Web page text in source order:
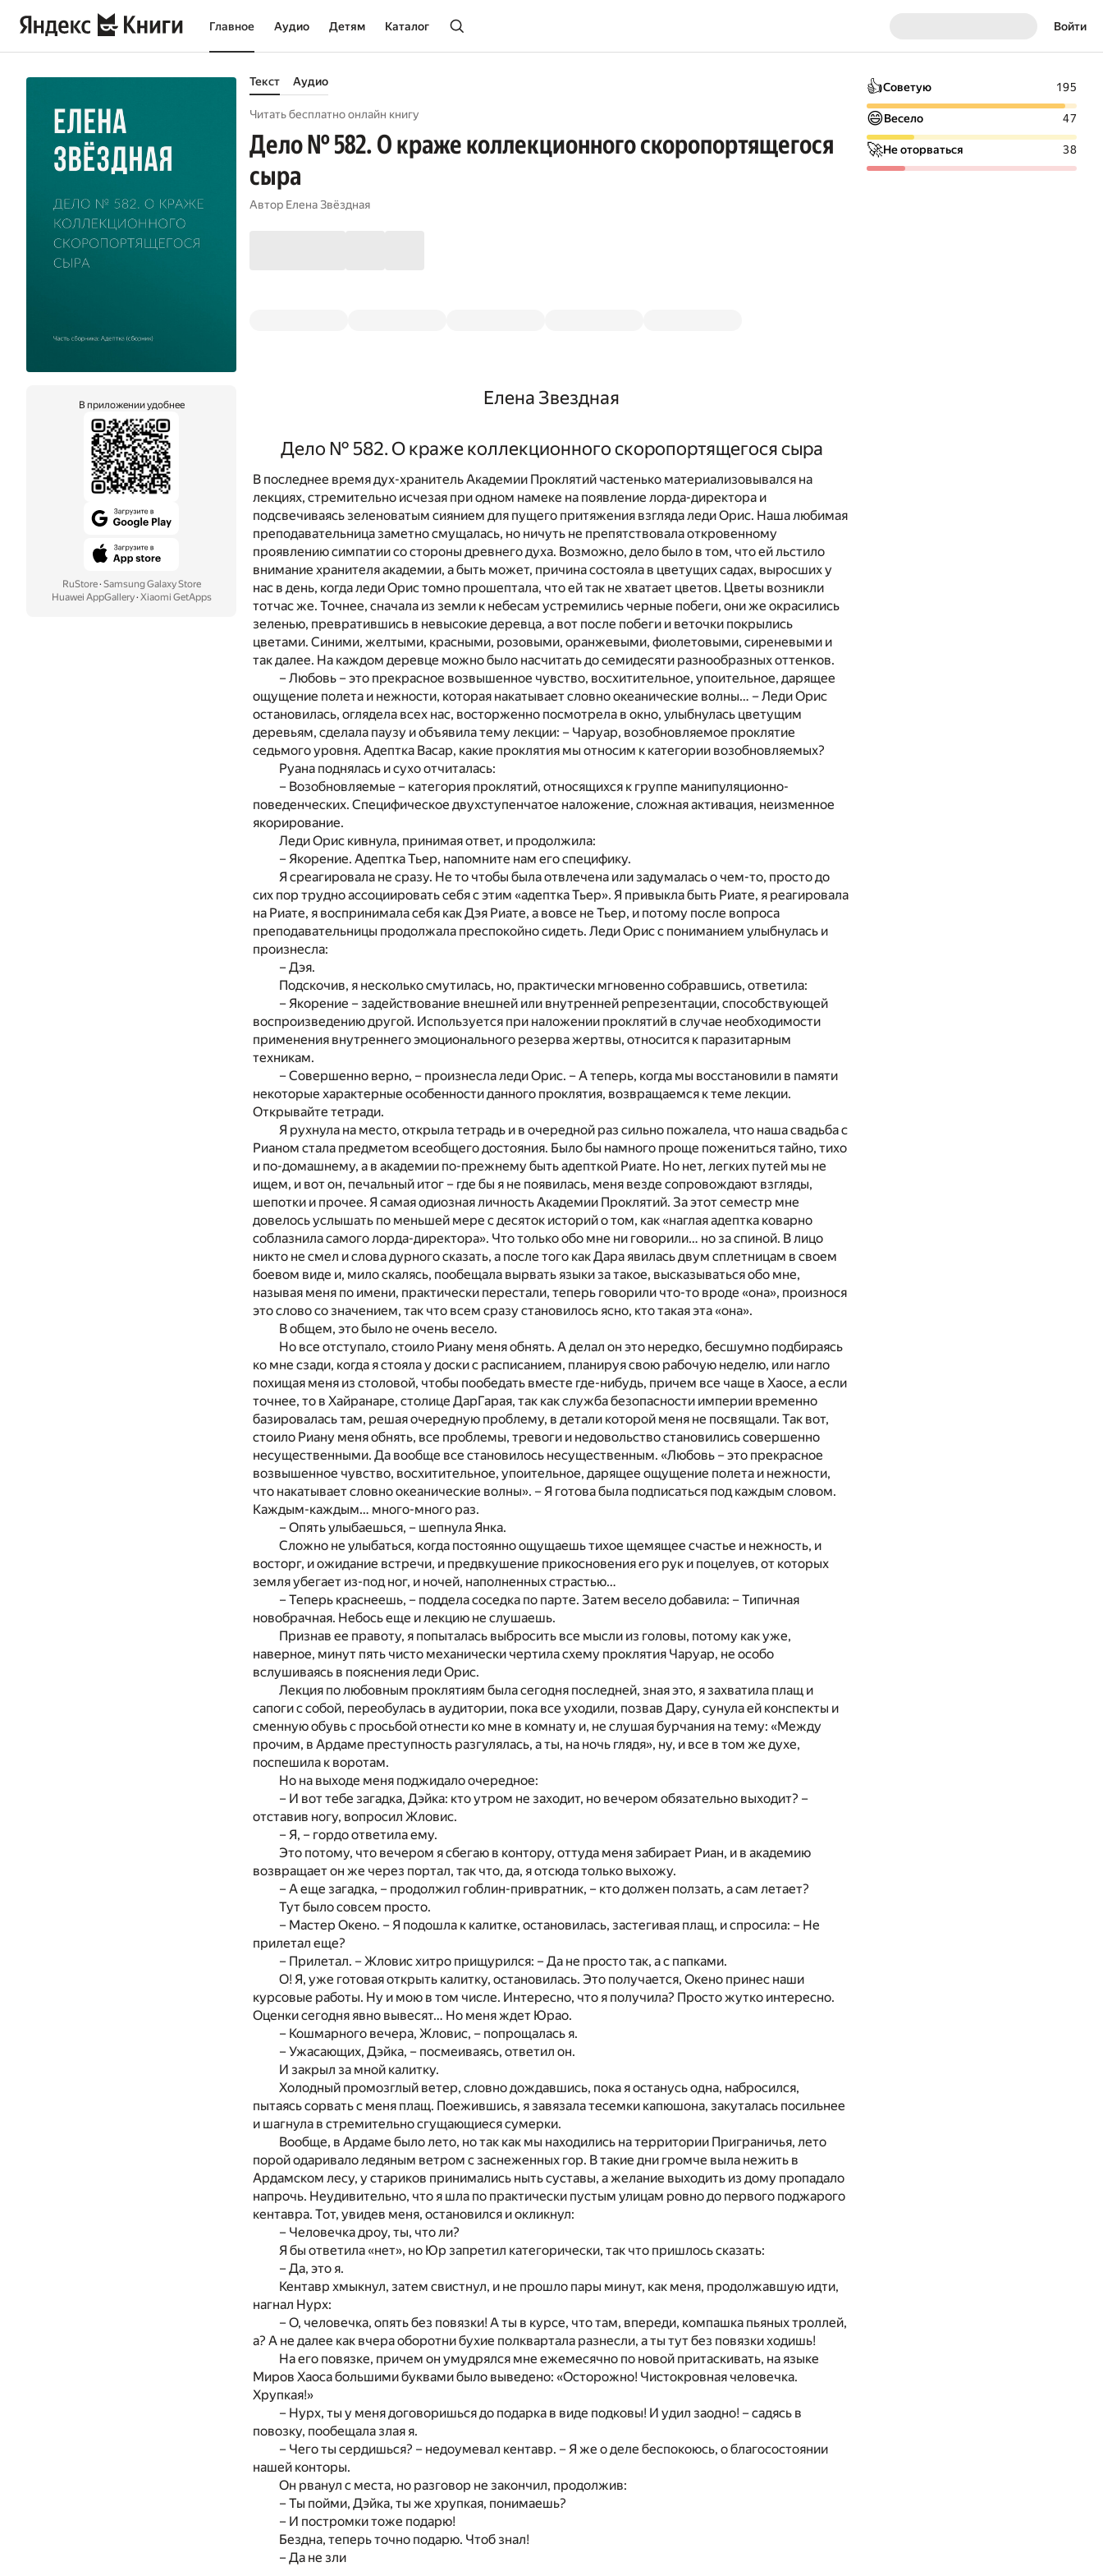
Главное Аудио Детям Каталог Войти
В приложении удобнее
RuStore· Samsung Galaxy Store
Huawei AppGallery· Xiaomi GetApps
Текст Аудио
Читать бесплатно онлайн книгу
Дело № 582. О краже коллекционного скоропортящегося
сыра
Автор Елена Звёздная
Елена Звездная
Дело № 582. О краже коллекционного скоропортящегося сыра
В последнее время дух-хранитель Академии Проклятий частенько материализовывался на
лекциях, стремительно исчезая при одном намеке на появление лорда-директора и
подсвечиваясь зеленоватым сиянием для пущего притяжения взгляда леди Орис. Наша любимая
преподавательница заметно смущалась, но ничуть не препятствовала откровенному
проявлению симпатии со стороны древнего духа. Возможно, дело было в том, что ей льстило
внимание хранителя академии, а быть может, причина состояла в цветущих садах, выросших у
нас в день, когда леди Орис томно прошептала, что ей так не хватает цветов. Цветы возникли
тотчас же. Точнее, сначала из земли к небесам устремились черные побеги, они же окрасились
зеленью, превратившись в невысокие деревца, а вот после побеги и веточки покрылись
цветами. Синими, желтыми, красными, розовыми, оранжевыми, фиолетовыми, сиреневыми и
так далее. На каждом деревце можно было насчитать до семидесяти разнообразных оттенков.
– Любовь – это прекрасное возвышенное чувство, восхитительное, упоительное, дарящее
ощущение полета и нежности, которая накатывает словно океанические волны… – Леди Орис
остановилась, оглядела всех нас, восторженно посмотрела в окно, улыбнулась цветущим
деревьям, сделала паузу и объявила тему лекции: – Чаруар, возобновляемое проклятие
седьмого уровня. Адептка Васар, какие проклятия мы относим к категории возобновляемых?
Руана поднялась и сухо отчиталась:
– Возобновляемые – категория проклятий, относящихся к группе манипуляционно-
поведенческих. Специфическое двухступенчатое наложение, сложная активация, неизменное
якорирование.
Леди Орис кивнула, принимая ответ, и продолжила:
– Якорение. Адептка Тьер, напомните нам его специфику.
Я среагировала не сразу. Не то чтобы была отвлечена или задумалась о чем-то, просто до
сих пор трудно ассоциировать себя с этим «адептка Тьер». Я привыкла быть Риате, я реагировала
на Риате, я воспринимала себя как Дэя Риате, а вовсе не Тьер, и потому после вопроса
преподавательницы продолжала преспокойно сидеть. Леди Орис с пониманием улыбнулась и
произнесла:
– Дэя.
Подскочив, я несколько смутилась, но, практически мгновенно собравшись, ответила:
– Якорение – задействование внешней или внутренней репрезентации, способствующей
воспроизведению другой. Используется при наложении проклятий в случае необходимости
применения внутреннего эмоционального резерва жертвы, относится к паразитарным
техникам.
– Совершенно верно, – произнесла леди Орис. – А теперь, когда мы восстановили в памяти
некоторые характерные особенности данного проклятия, возвращаемся к теме лекции.
Открывайте тетради.
Я рухнула на место, открыла тетрадь и в очередной раз сильно пожалела, что наша свадьба с
Рианом стала предметом всеобщего достояния. Было бы намного проще пожениться тайно, тихо
и по-домашнему, а в академии по-прежнему быть адепткой Риате. Но нет, легких путей мы не
ищем, и вот он, печальный итог – где бы я не появилась, меня везде сопровождают взгляды,
шепотки и прочее. Я самая одиозная личность Академии Проклятий. За этот семестр мне
довелось услышать по меньшей мере с десяток историй о том, как «наглая адептка коварно
соблазнила самого лорда-директора». Что только обо мне ни говорили… но за спиной. В лицо
никто не смел и слова дурного сказать, а после того как Дара явилась двум сплетницам в своем
боевом виде и, мило скалясь, пообещала вырвать языки за такое, высказываться обо мне,
называя меня по имени, практически перестали, теперь говорили что-то вроде «она», произнося
это слово со значением, так что всем сразу становилось ясно, кто такая эта «она».
В общем, это было не очень весело.
Но все отступало, стоило Риану меня обнять. А делал он это нередко, бесшумно подбираясь
ко мне сзади, когда я стояла у доски с расписанием, планируя свою рабочую неделю, или нагло
похищая меня из столовой, чтобы пообедать вместе где-нибудь, причем все чаще в Хаосе, а если
точнее, то в Хайранаре, столице ДарГарая, так как служба безопасности империи временно
базировалась там, решая очередную проблему, в детали которой меня не посвящали. Так вот,
стоило Риану меня обнять, все проблемы, тревоги и недовольство становились совершенно
несущественными. Да вообще все становилось несущественным. «Любовь – это прекрасное
возвышенное чувство, восхитительное, упоительное, дарящее ощущение полета и нежности,
что накатывает словно океанические волны». – Я готова была подписаться под каждым словом.
Каждым-каждым… много-много раз.
– Опять улыбаешься, – шепнула Янка.
Сложно не улыбаться, когда постоянно ощущаешь тихое щемящее счастье и нежность, и
восторг, и ожидание встречи, и предвкушение прикосновения его рук и поцелуев, от которых
земля убегает из-под ног, и ночей, наполненных страстью…
– Теперь краснеешь, – поддела соседка по парте. Затем весело добавила: – Типичная
новобрачная. Небось еще и лекцию не слушаешь.
Признав ее правоту, я попыталась выбросить все мысли из головы, потому как уже,
наверное, минут пять чисто механически чертила схему проклятия Чаруар, не особо
вслушиваясь в пояснения леди Орис.
Лекция по любовным проклятиям была сегодня последней, зная это, я захватила плащ и
сапоги с собой, переобулась в аудитории, пока все уходили, позвав Дару, сунула ей конспекты и
сменную обувь с просьбой отнести ко мне в комнату и, не слушая бурчания на тему: «Между
прочим, в Ардаме преступность разгулялась, а ты, на ночь глядя», ну, и все в том же духе,
поспешила к воротам.
Но на выходе меня поджидало очередное:
– И вот тебе загадка, Дэйка: кто утром не заходит, но вечером обязательно выходит? –
отставив ногу, вопросил Жловис.
– Я, – гордо ответила ему.
Это потому, что вечером я сбегаю в контору, оттуда меня забирает Риан, и в академию
возвращает он же через портал, так что, да, я отсюда только выхожу.
– А еще загадка, – продолжил гоблин-привратник, – кто должен ползать, а сам летает?
Тут было совсем просто.
– Мастер Окено. – Я подошла к калитке, остановилась, застегивая плащ, и спросила: – Не
прилетал еще?
– Прилетал. – Жловис хитро прищурился: – Да не просто так, а с папками.
О! Я, уже готовая открыть калитку, остановилась. Это получается, Окено принес наши
курсовые работы. Ну и мою в том числе. Интересно, что я получила? Просто жутко интересно.
Оценки сегодня явно вывесят… Но меня ждет Юрао.
– Кошмарного вечера, Жловис, – попрощалась я.
– Ужасающих, Дэйка, – посмеиваясь, ответил он.
И закрыл за мной калитку.
Холодный промозглый ветер, словно дождавшись, пока я останусь одна, набросился,
пытаясь сорвать с меня плащ. Поежившись, я завязала тесемки капюшона, закуталась посильнее
и шагнула в стремительно сгущающиеся сумерки.
Вообще, в Ардаме было лето, но так как мы находились на территории Приграничья, лето
порой одаривало ледяным ветром с заснеженных гор. В такие дни громче выла нежить в
Ардамском лесу, у стариков принимались ныть суставы, а желание выходить из дому пропадало
напрочь. Неудивительно, что я шла по практически пустым улицам ровно до первого поджарого
кентавра. Тот, увидев меня, остановился и окликнул:
– Человечка дроу, ты, что ли?
Я бы ответила «нет», но Юр запретил категорически, так что пришлось сказать:
– Да, это я.
Кентавр хмыкнул, затем свистнул, и не прошло пары минут, как меня, продолжавшую идти,
нагнал Нурх:
– О, человечка, опять без повязки! А ты в курсе, что там, впереди, компашка пьяных троллей,
а? А не далее как вчера оборотни бухие полквартала разнесли, а ты тут без повязки ходишь!
На его повязке, причем он умудрялся мне ежемесячно по новой притаскивать, на языке
Миров Хаоса большими буквами было выведено: «Осторожно! Чистокровная человечка.
Хрупкая!»
– Нурх, ты у меня договоришься до подарка в виде подковы! И удил заодно! – садясь в
повозку, пообещала злая я.
– Чего ты сердишься? – недоумевал кентавр. – Я же о деле беспокоюсь, о благосостоянии
нашей конторы.
Он рванул с места, но разговор не закончил, продолжив:
– Ты пойми, Дэйка, ты же хрупкая, понимаешь?
– И постромки тоже подарю!
Бездна, теперь точно подарю. Чтоб знал!
– Да не зли
👍Советую 195
😄Весело 47
🚀Не оторваться 38